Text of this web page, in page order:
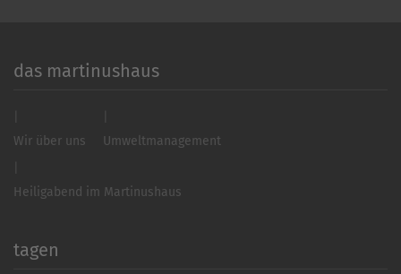
das martinushaus
Wir über uns Umweltmanagement
Heiligabend im Martinushaus
tagen